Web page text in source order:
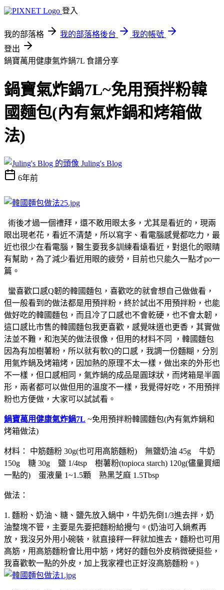
登入
我的部落格 我的部落格後台
我的帳號
登出
鍋寶萬用健康氣炸鍋7L 食譜分享
鍋寶氣炸鍋7L~免用預拌粉韓
國麵包(內有氣炸鍋和烤箱做
法)
Juling's Blog
6年前
術後才過一個禮拜，還不敢用眼太多，尤其是看近的，現兩
眼出現老花，看近不清楚，所以寫字、看電腦感覺都吃力，最
近也很少在看電腦，醫生要我多訓練看遠看近，對退化的眼睛
有幫助，為了減少看近用眼的疲勞，目前也只能久一點才po一
篇。
蠻喜歡口感Q韌的韓國麵包，喜歡吃的就會想自己做做看，
但一般看到的做法都是用預拌粉，終於試出不用預拌粉，也能
做好吃的韓國麵包，而且冷了口感也不會乾硬，也不會太韌，
這口感比市售的韓國麵包我更喜歡，感覺味道也更香，其實做
法並不難，和泡芙的做法很像，但用的材料不同 ，韓國麵包
因為有加樹薯粉，所以就有軟Q的口感，我調一份麵糊，分別
用氣炸鍋及烤箱烤，因加熱的原理不太一樣，做出來的外形也
不一樣，但口感相同，氣炸鍋的成品是圓球狀，而烤箱是半圓
形，兩者都可以做但用的溫度不一樣，我覺得好吃，不用預拌
粉也方便做，大家可以試試看。
鍋寶萬用健康氣炸鍋7L ~免用預拌粉韓國麵包(內有氣炸鍋和
烤箱做法)
材料： 中筋麵粉 30g(也可用高筋麵粉) 無鹽奶油 45g 牛奶
150g 糖 30g 鹽 1/4tsp 樹薯粉(topioca starch) 120g(儘量買細
一點的) 蛋液量 1~1.5顆 熟黑芝麻 1.5Tbsp
做法：
1. 麵粉、奶油、糖、鹽先放入鍋中，牛奶先倒1/3進去拌，奶
油整塊不管，主要是先要把麵粉給攪勻。(奶油可入鍋煮再
放，我沒另外用小碗裝，就直接秤一秤就加進去，麵粉也可用
高筋，用高筋麵粉會比用中筋，烤好的麵包外皮稍微硬挺些，
我喜歡軟一點的外皮，加上我家裡也正好沒高筋麵粉。)